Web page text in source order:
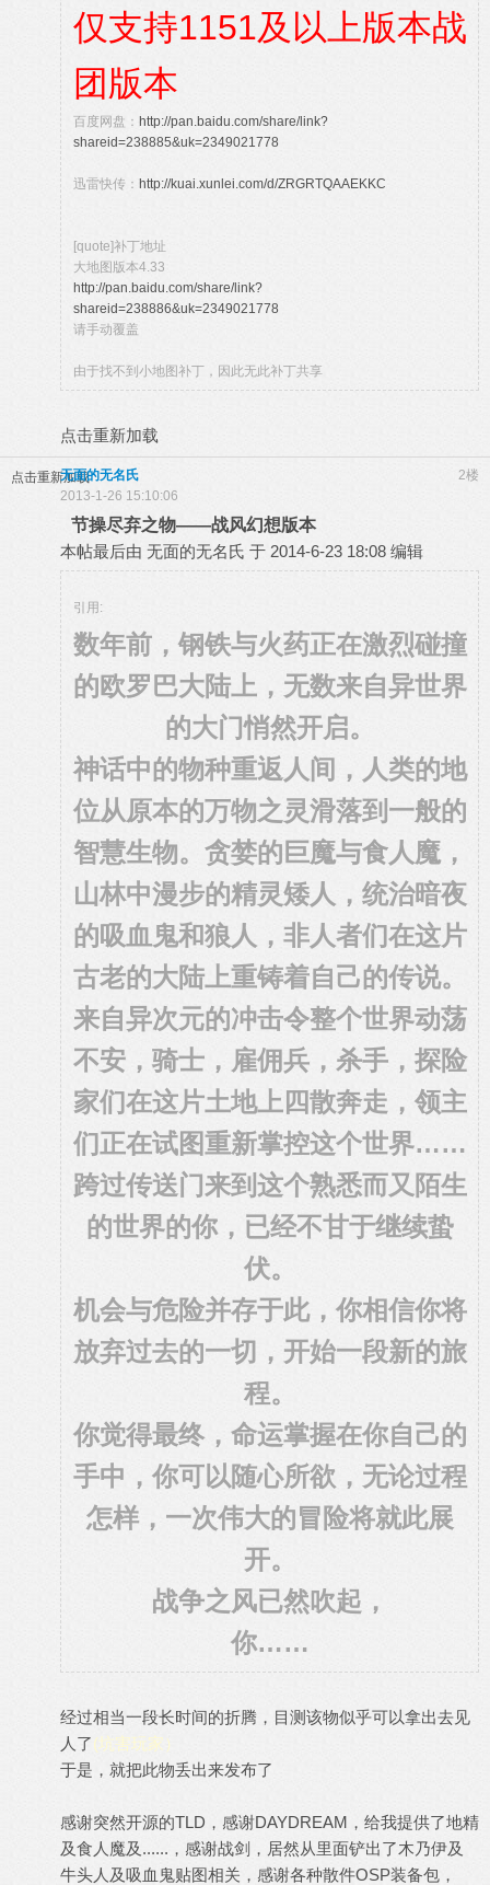
仅支持1151及以上版本战
团版本
百度网盘： http://pan.baidu.com/share/link?
shareid=238885&uk=2349021778
迅雷快传： http://kuai.xunlei.com/d/ZRGRTQAAEKKC
[quote]补丁地址
大地图版本4.33
http://pan.baidu.com/share/link?
shareid=238886&uk=2349021778
请手动覆盖
由于找不到小地图补丁，因此无此补丁共享
点击重新加载
点击重新加载 2楼
无面的无名氏
2013-1-26 15:10:06
节操尽弃之物——战风幻想版本
本帖最后由 无面的无名氏 于 2014-6-23 18:08 编辑
引用:
数年前，钢铁与火药正在激烈碰撞
的欧罗巴大陆上，无数来自异世界
的大门悄然开启。
神话中的物种重返人间，人类的地
位从原本的万物之灵滑落到一般的
智慧生物。贪婪的巨魔与食人魔，
山林中漫步的精灵矮人，统治暗夜
的吸血鬼和狼人，非人者们在这片
古老的大陆上重铸着自己的传说。
来自异次元的冲击令整个世界动荡
不安，骑士，雇佣兵，杀手，探险
家们在这片土地上四散奔走，领主
们正在试图重新掌控这个世界……
跨过传送门来到这个熟悉而又陌生
的世界的你，已经不甘于继续蛰
伏。
机会与危险并存于此，你相信你将
放弃过去的一切，开始一段新的旅
程。
你觉得最终，命运掌握在你自己的
手中，你可以随心所欲，无论过程
怎样，一次伟大的冒险将就此展
开。
战争之风已然吹起，
你……
经过相当一段长时间的折腾，目测该物似乎可以拿出去见
人了(坑害玩家）
于是，就把此物丢出来发布了
感谢突然开源的TLD，感谢DAYDREAM，给我提供了地精
及食人魔及......，感谢战剑，居然从里面铲出了木乃伊及
牛头人及吸血鬼贴图相关，感谢各种散件OSP装备包，